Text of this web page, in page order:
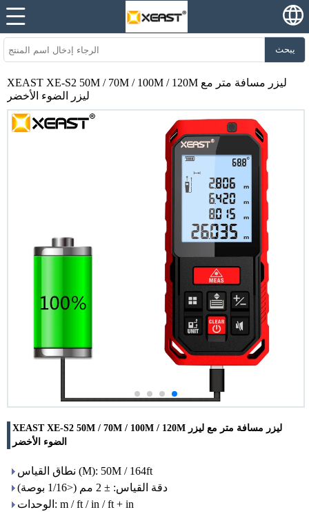
يبحث
XEAST XE-S2 50M / 70M / 100M / 120M ليزر مسافة متر مع
ليزر الضوء الأخضر
XEAST XE-S2 50M / 70M / 100M / 120M ليزر مسافة متر مع ليزر
الضوء الأخضر
نطاق القياس (M): 50M / 164ft
دقة القياس: ± 2 مم (<1/16 بوصة)
الوحدات: m / ft / in / ft + in